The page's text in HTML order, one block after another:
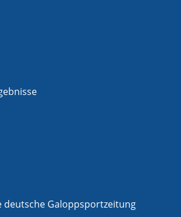
deutsche Galoppsportzeitung